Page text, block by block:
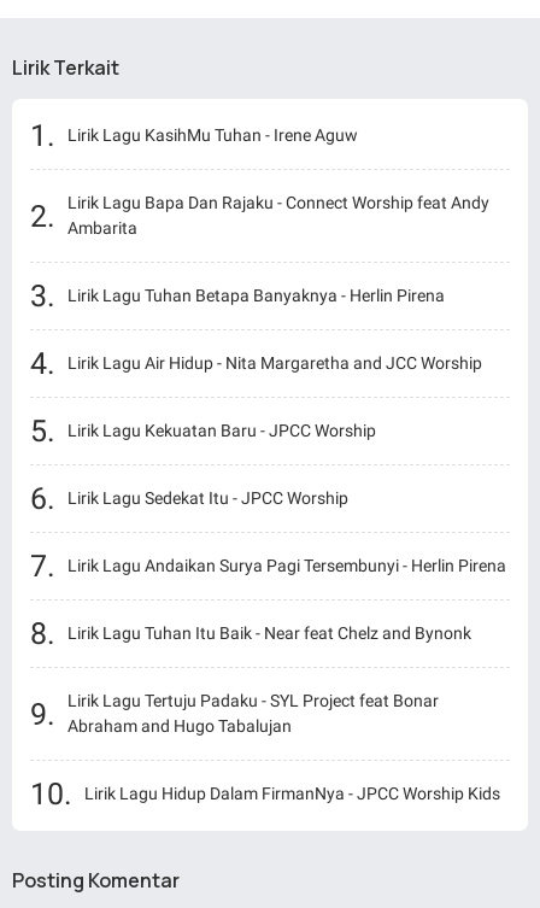
Lirik Terkait
Lirik Lagu KasihMu Tuhan - Irene Aguw
Lirik Lagu Bapa Dan Rajaku - Connect Worship feat Andy
Ambarita
Lirik Lagu Tuhan Betapa Banyaknya - Herlin Pirena
Lirik Lagu Air Hidup - Nita Margaretha and JCC Worship
Lirik Lagu Kekuatan Baru - JPCC Worship
Lirik Lagu Sedekat Itu - JPCC Worship
Lirik Lagu Andaikan Surya Pagi Tersembunyi - Herlin Pirena
Lirik Lagu Tuhan Itu Baik - Near feat Chelz and Bynonk
Lirik Lagu Tertuju Padaku - SYL Project feat Bonar
Abraham and Hugo Tabalujan
Lirik Lagu Hidup Dalam FirmanNya - JPCC Worship Kids
Posting Komentar